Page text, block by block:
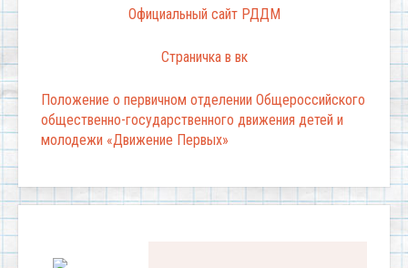
Официальный сайт РДДМ
Страничка в вк
Положение о первичном отделении Общероссийского
общественно-государственного движения детей и
молодежи «Движение Первых»